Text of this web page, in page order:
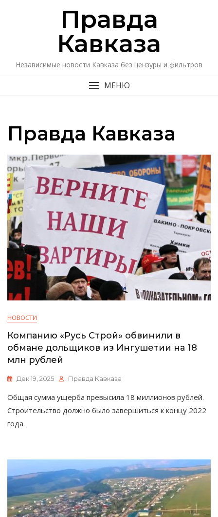
Правда
Кавказa
Независимые новости Кавказа без цензуры и фильтров
МЕНЮ
Правда Кавказа
НОВОСТИ
Компанию «Русь Строй» обвинили в
обмане дольщиков из Ингушетии на 18
млн рублей
Дек 19, 2025 Правда Кавказа
Общая сумма ущерба превысила 18 миллионов рублей.
Строительство должно было завершиться к концу 2022
года.